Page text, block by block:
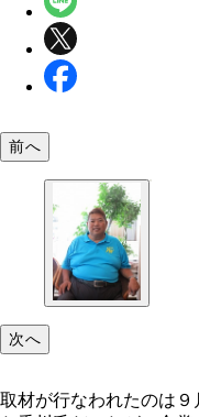
前へ
次へ
取材が行なわれたのは